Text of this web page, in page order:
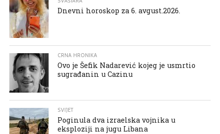
Dnevni horoskop za 6. avgust.2026.
CRNA HRONIKA
Ovo je Šefik Nadarević kojeg je usmrtio
sugrađanin u Cazinu
SVIJET
Poginula dva izraelska vojnika u
eksploziji na jugu Libana